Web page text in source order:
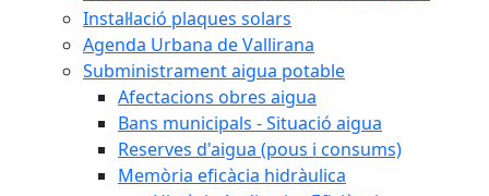
Instal·lació plaques solars
Agenda Urbana de Vallirana
Subministrament aigua potable
Afectacions obres aigua
Bans municipals - Situació aigua
Reserves d'aigua (pous i consums)
Memòria eficàcia hidràulica